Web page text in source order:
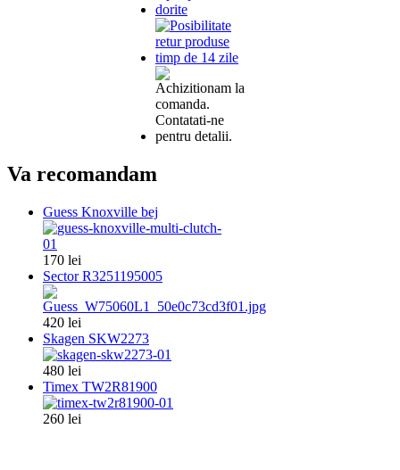
Va recomandam
Guess Knoxville bej
170 lei
Sector R3251195005
420 lei
Skagen SKW2273
480 lei
Timex TW2R81900
260 lei